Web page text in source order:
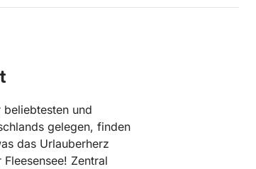
und
gelegen, finden
das Urlauberherz
Zentral